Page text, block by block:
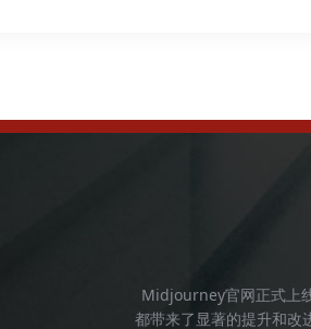
Midjourney官网正式上
都带来了显著的提升和改